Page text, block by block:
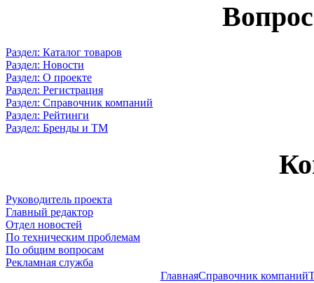
Раздел: Каталог товаров
Раздел: Новости
Раздел: О проекте
Раздел: Регистрация
Раздел: Справочник компаний
Раздел: Рейтинги
Раздел: Бренды и ТМ
Руководитель проекта
Главный редактор
Отдел новостей
По техническим проблемам
По общим вопросам
Рекламная служба
ГлавнаяСправочник компаний